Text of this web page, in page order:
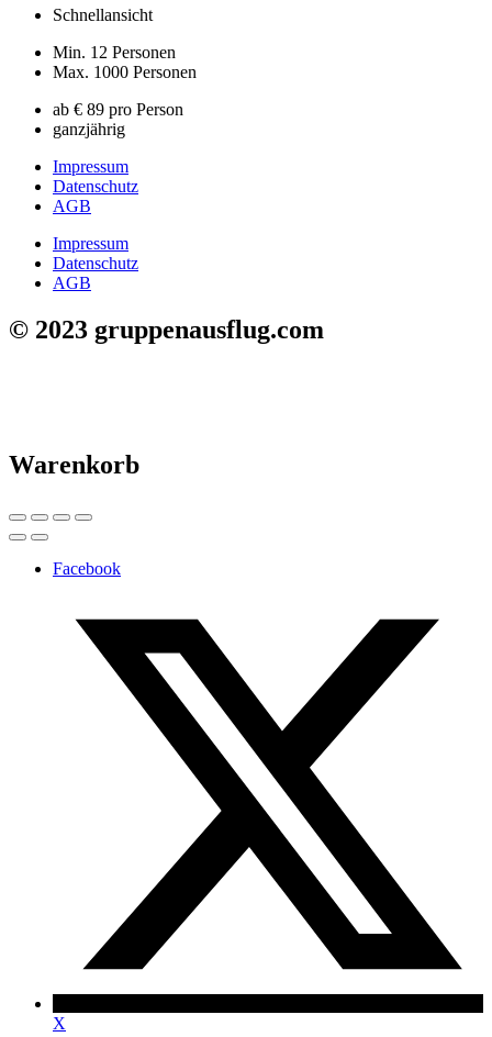
Schnellansicht
Min. 12 Personen
Max. 1000 Personen
ab € 89 pro Person
ganzjährig
Impressum
Datenschutz
AGB
Impressum
Datenschutz
AGB
© 2023 gruppenausflug.com
Warenkorb
Facebook
X